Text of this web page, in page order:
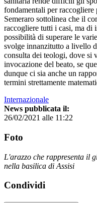
fondamentali per
Semeraro sottolinea che il
raccogliere tutti i casi, ma di
possibilità di superare le
svolge innanzitutto a livello
consulta dei teologi, dove si
invocazione del beato, se
dunque ci sia anche un
termini strettamente
Internazionale
News pubblicata il:
26/02/2021 alle 11:22
Foto
L'arazzo che rappresenta il
nella basilica di Assisi
Condividi